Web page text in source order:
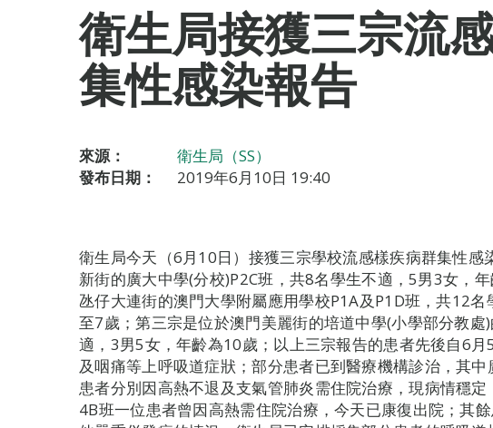
衛生局接獲三宗流
集性感染報告
來源：
衛生局（SS）
發布日期：
2019年6月10日 19:40
衛生局今天（6月10日）接獲三宗學校流感樣疾病群集性感
新街的廣大中學(分校)P2C班，共8名學生不適，5男3女，
氹仔大連街的澳門大學附屬應用學校P1A及P1D班，共12
至7歲；第三宗是位於澳門美麗街的培道中學(小學部分教
適，3男5女，年齡為10歲；以上三宗報告的患者先後自6
及咽痛等上呼吸道症狀；部分患者已到醫療機構診治，其中
患者分別因高熱不退及支氣管肺炎需住院治療，現病情穩
4B班一位患者曾因高熱需住院治療，今天已康復出院；其